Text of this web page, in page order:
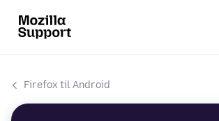
Firefox til Android